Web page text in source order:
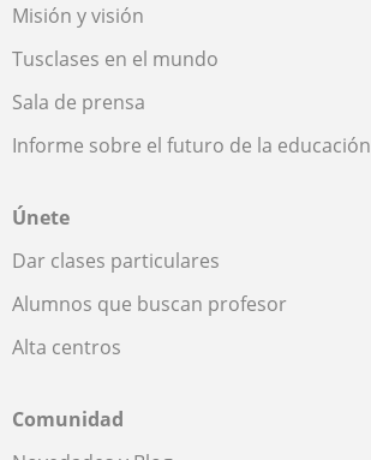
Misión y visión
Tusclases en el mundo
Sala de prensa
Informe sobre el futuro de la educación
Únete
Dar clases particulares
Alumnos que buscan profesor
Alta centros
Comunidad